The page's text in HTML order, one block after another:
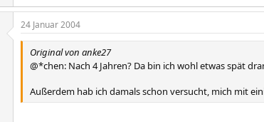
24 Januar 2004
Original von anke27
@*chen: Nach 4 Jahren? Da bin ich wohl etwas spät
Außerdem hab ich damals schon versucht, mich mit